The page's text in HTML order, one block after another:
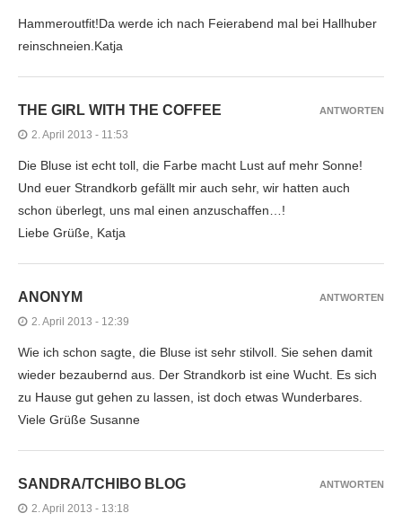
Hammeroutfit!Da werde ich nach Feierabend mal bei Hallhuber
reinschneien.Katja
THE GIRL WITH THE COFFEE
2. April 2013 - 11:53
Die Bluse ist echt toll, die Farbe macht Lust auf mehr Sonne!
Und euer Strandkorb gefällt mir auch sehr, wir hatten auch
schon überlegt, uns mal einen anzuschaffen…!
Liebe Grüße, Katja
ANTWORTEN
ANONYM
2. April 2013 - 12:39
Wie ich schon sagte, die Bluse ist sehr stilvoll. Sie sehen damit
wieder bezaubernd aus. Der Strandkorb ist eine Wucht. Es sich
zu Hause gut gehen zu lassen, ist doch etwas Wunderbares.
Viele Grüße Susanne
ANTWORTEN
SANDRA/TCHIBO BLOG
2. April 2013 - 13:18
ANTWORTEN